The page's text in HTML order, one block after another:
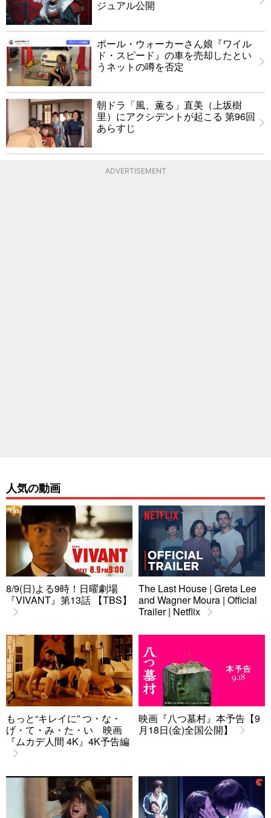
ジュアル公開
ポール・ウォーカーさん娘『ワイル
ド・スピード』の車を売却したとい
うネットの噂を否定
朝ドラ「風、薫る」直美（上坂樹
里）にアクシデントが起こる 第96回
あらすじ
ADVERTISEMENT
人気の動画
8/9(日)よる9時！日曜劇場
『VIVANT』第13話 【TBS】
The Last House | Greta Lee
and Wagner Moura | Official
Trailer | Netflix
もっと“キレイに” つ・な・
げ・て・み・た・い 映画
『ムカデ人間 4K』4K予告編
映画『八つ墓村』本予告【9
月18日(金)全国公開】